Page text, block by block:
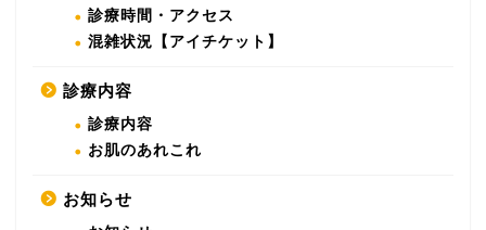
診療時間・アクセス
混雑状況【アイチケット】
診療内容
診療内容
お肌のあれこれ
お知らせ